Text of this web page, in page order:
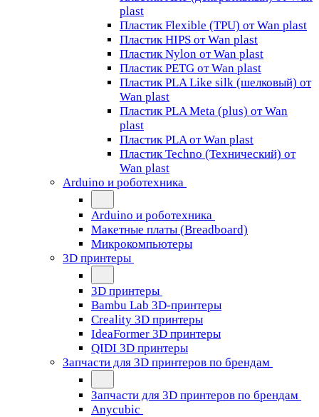
plast
Пластик Flexible (TPU) от Wan plast
Пластик HIPS от Wan plast
Пластик Nylon от Wan plast
Пластик PETG от Wan plast
Пластик PLA Like silk (шелковый) от
Wan plast
Пластик PLA Meta (plus) от Wan
plast
Пластик PLA от Wan plast
Пластик Techno (Технический) от
Wan plast
Arduino и роботехника
Arduino и роботехника
Макетные платы (Breadboard)
Микрокомпьютеры
3D принтеры
3D принтеры
Bambu Lab 3D-принтеры
Creality 3D принтеры
IdeaFormer 3D принтеры
QIDI 3D принтеры
Запчасти для 3D принтеров по брендам
Запчасти для 3D принтеров по брендам
Anycubic